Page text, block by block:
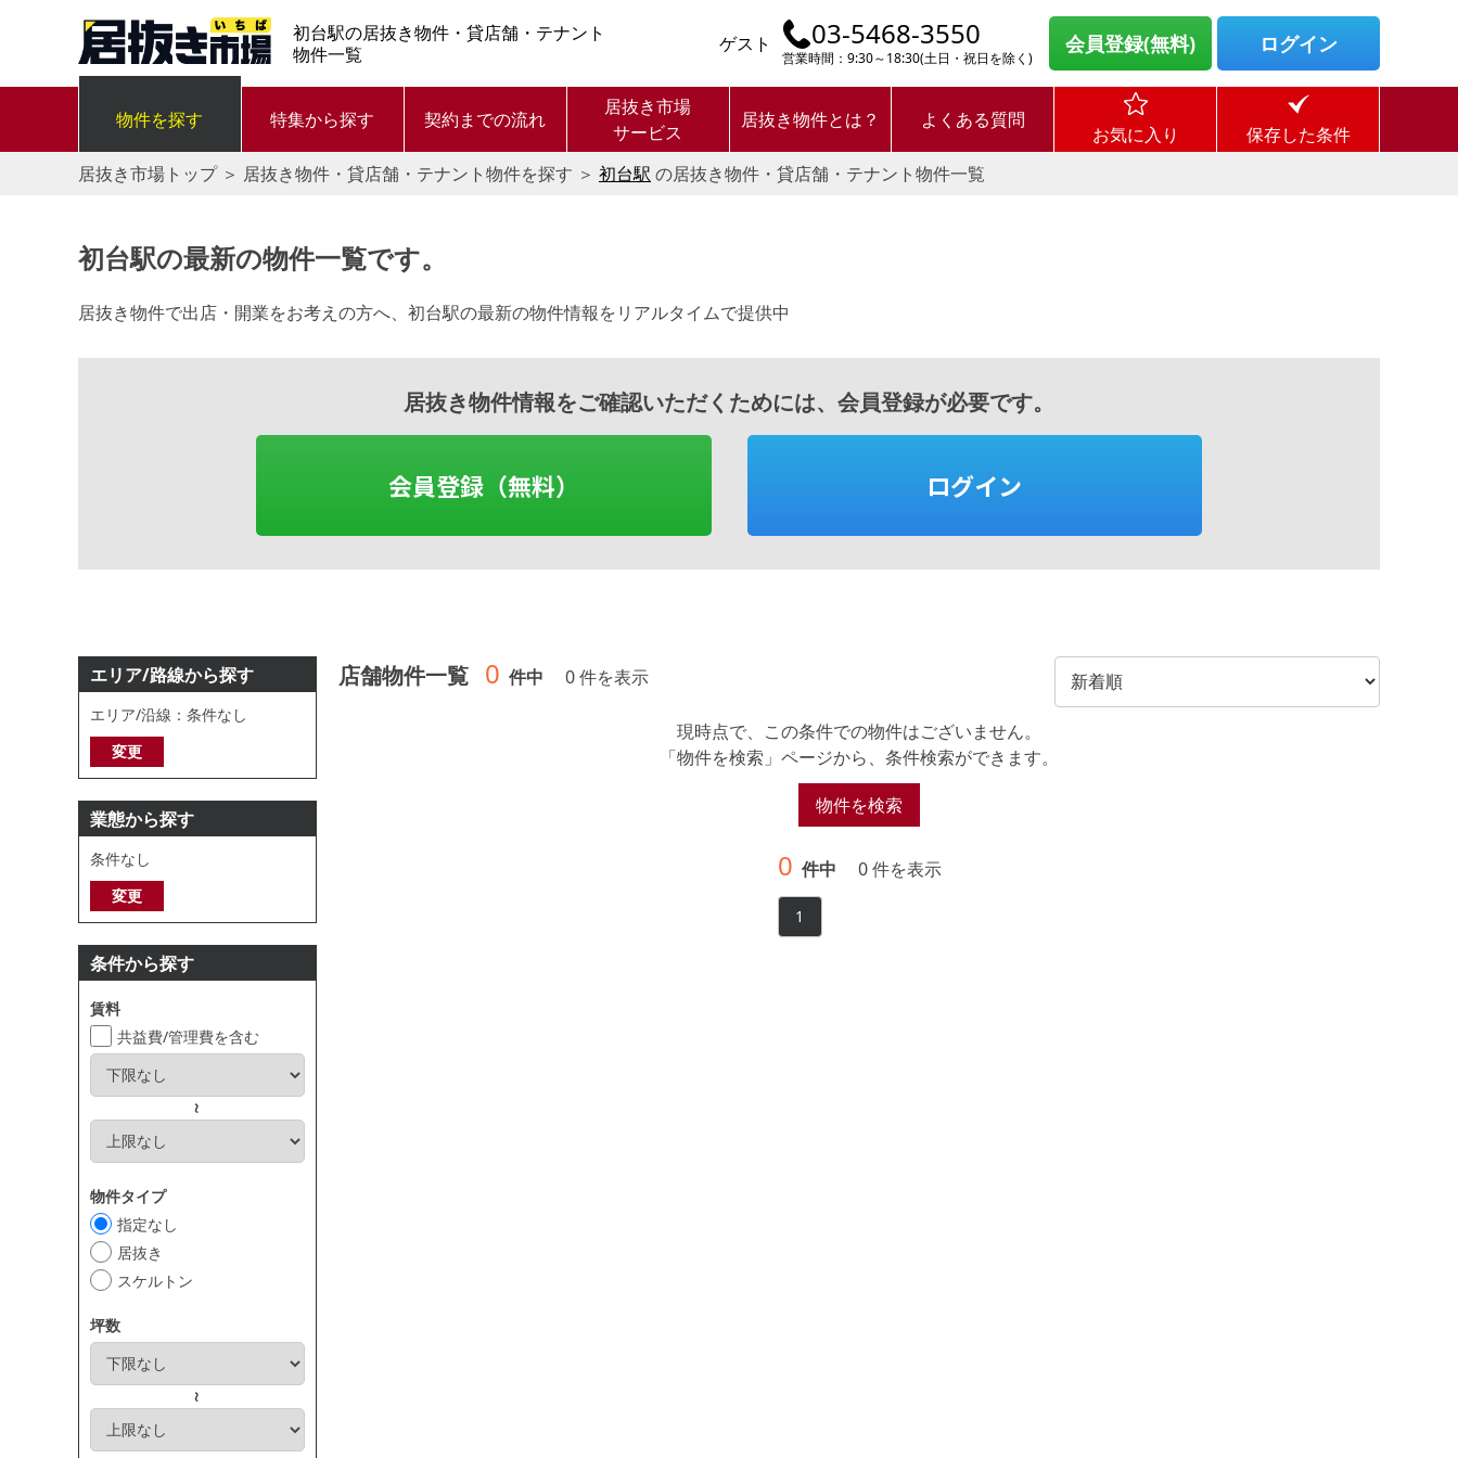
初台駅の居抜き物件・貸店舗・テナント
物件一覧
ゲスト 03-5468-3550
営業時間：9:30～18:30(土日・祝日を除く)
会員登録(無料) ログイン
物件を探す 特集から探す 契約までの流れ
居抜き市場
サービス
居抜き物件とは？ よくある質問
お気に入り
保存した条件
居抜き市場トップ＞ 居抜き物件・貸店舗・テナント物件を探す ＞ 初台駅 の居抜き物件・貸店舗・テナント物件一覧
初台駅の最新の物件一覧です。
居抜き物件で出店・開業をお考えの方へ、初台駅の最新の物件情報をリアルタイムで提供中
居抜き物件情報をご確認いただくためには、会員登録が必要です。
会員登録（無料） ログイン
エリア/路線から探す
エリア/沿線：条件なし
変更
業態から探す
条件なし
変更
条件から探す
賃料
共益費/管理費を含む
～
物件タイプ
指定なし
居抜き
スケルトン
坪数
～
店舗物件一覧 0 件中 0 件を表示
現時点で、この条件での物件はございません。
「物件を検索」ページから、条件検索ができます。
物件を検索
0 件中 0 件を表示
1